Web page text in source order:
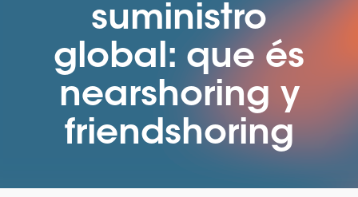
suministro
global: que és
nearshoring y
friendshoring